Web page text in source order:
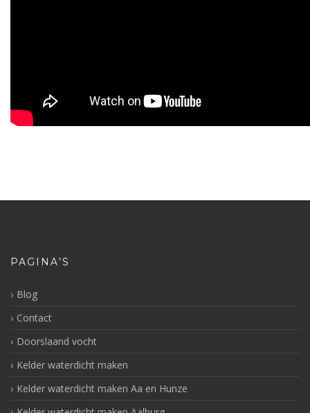
PAGINA’S
Blog
Contact
Doorslaand vocht
Kelder waterdicht maken
Kelder waterdicht maken Aa en Hunze